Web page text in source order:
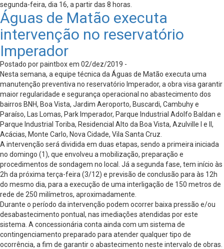
segunda-feira, dia 16, a partir das 8 horas.
Águas de Matão executa
intervenção no reservatório
Imperador
Postado por paintbox em 02/dez/2019 -
Nesta semana, a equipe técnica da Águas de Matão executa uma
manutenção preventiva no reservatório Imperador, a obra visa garantir
maior regularidade e segurança operacional no abastecimento dos
bairros BNH, Boa Vista, Jardim Aeroporto, Buscardi, Cambuhy e
Paraíso, Las Lomas, Park Imperador, Parque Industrial Adolfo Baldan e
Parque Industrial Toriba, Residencial Alto da Boa Vista, Azulville I e II,
Acácias, Monte Carlo, Nova Cidade, Vila Santa Cruz.
A intervenção será dividida em duas etapas, sendo a primeira iniciada
no domingo (1), que envolveu a mobilização, preparação e
procedimentos de sondagem no local. Já a segunda fase, tem início às
2h da próxima terça-feira (3/12) e previsão de conclusão para às 12h
do mesmo dia, para a execução de uma interligação de 150 metros de
rede de 250 milímetros, aproximadamente.
Durante o período da intervenção podem ocorrer baixa pressão e/ou
desabastecimento pontual, nas imediações atendidas por este
sistema. A concessionária conta ainda com um sistema de
contingenciamento preparado para atender qualquer tipo de
ocorrência, a fim de garantir o abastecimento neste intervalo de obras.